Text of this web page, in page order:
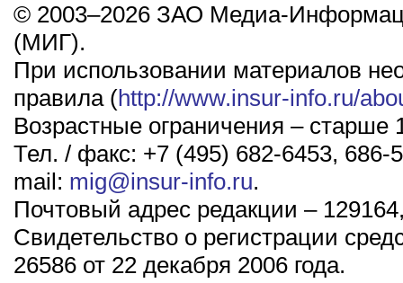
© 2003–2026 ЗАО Медиа-
(МИГ).
При использовании материалов
правила (http://www.insur-info.ru/
Возрастные ограничения – старше
Тел. / факс: +7 (495) 682-6453, 686-
mail: mig@insur-info.ru.
Почтовый адрес редакции –
Свидетельство о регистрации
26586 от 22 декабря 2006 года.